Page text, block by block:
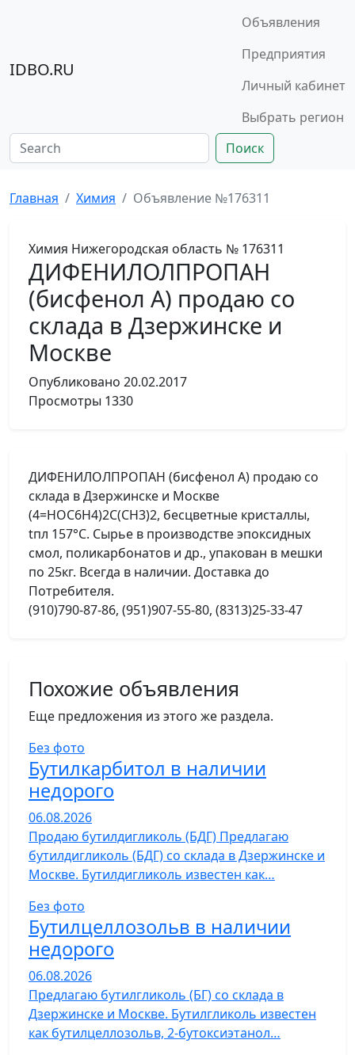
IDBO.RU
Объявления
Предприятия
Личный кабинет
Выбрать регион
Поиск
Главная Химия Объявление №176311
Химия Нижегородская область № 176311
ДИФЕНИЛОЛПРОПАН
(бисфенол А) продаю со
склада в Дзержинске и
Москве
Опубликовано 20.02.2017
Просмотры 1330
ДИФЕНИЛОЛПРОПАН (бисфенол А) продаю со
склада в Дзержинске и Москве
(4=HOC6H4)2C(CH3)2, бесцветные кристаллы,
tпл 157°С. Сырье в производстве эпоксидных
смол, поликарбонатов и др., упакован в мешки
по 25кг. Всегда в наличии. Доставка до
Потребителя.
(910)790-87-86, (951)907-55-80, (8313)25-33-47
Похожие объявления
Еще предложения из этого же раздела.
Без фото
Бутилкарбитол в наличии
недорого
06.08.2026
Продаю бутилдигликоль (БДГ) Предлагаю
бутилдигликоль (БДГ) со склада в Дзержинске и
Москве. Бутилдигликоль известен как…
Без фото
Бутилцеллозольв в наличии
недорого
06.08.2026
Предлагаю бутилгликоль (БГ) со склада в
Дзержинске и Москве. Бутилгликоль известен
как бутилцеллозольв, 2-бутоксиэтанол…